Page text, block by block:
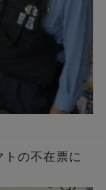
トの不在票に